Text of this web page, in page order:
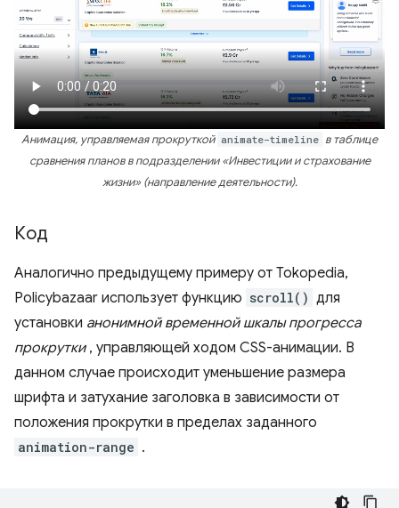
Анимация, управляемая прокруткой animate-timeline в таблице
сравнения планов в подразделении «Инвестиции и страхование
жизни» (направление деятельности).
Код
Аналогично предыдущему примеру от Tokopedia,
Policybazaar использует функцию scroll() для
установки анонимной временной шкалы прогресса
прокрутки, управляющей ходом CSS-анимации. В
данном случае происходит уменьшение размера
шрифта и затухание заголовка в зависимости от
положения прокрутки в пределах заданного
animation-range .